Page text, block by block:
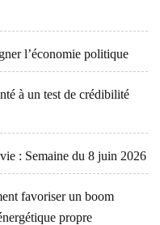
l’économie politique
à un test de crédibilité
: Semaine du 8 juin 2026
favoriser un boom
propre